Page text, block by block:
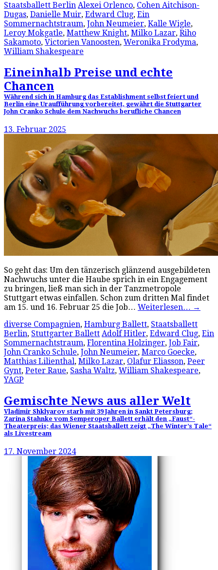
Staatsballett Berlin Alexei Orlenco, Cohen Aitchison-
Dugas, Danielle Muir, Edward Clug, Ein
Sommernachtstraum, John Neumeier, Kalle Wigle,
Leroy Mokgatle, Matthew Knight, Milko Lazar, Riho
Sakamoto, Victorien Vanoosten, Weronika Frodyma,
William Shakespeare
Eineinhalb Preise und echte
Chancen
Während sich in Hamburg das Establishment selbst feiert und
Berlin eine Uraufführung vorbereitet, gewährt die Stuttgarter
John Cranko Schule dem Nachwuchs berufliche Chancen
13. Februar 2025
So geht das: Um den tänzerisch glänzend ausgebildeten
Nachwuchs unter die Haube sprich in ein Engagement
zu bringen, ließ man sich in der Tanzmetropole
Stuttgart etwas einfallen. Schon zum dritten Mal findet
am 15. und 16. Februar 25 die Job… Weiterlesen… →
diverse Compagnien, Hamburg Ballett, Staatsballett
Berlin, Stuttgarter Ballett Adolf Hitler, Edward Clug, Ein
Sommernachtstraum, Florentina Holzinger, Job Fair,
John Cranko Schule, John Neumeier, Marco Goecke,
Matthias Lilienthal, Milko Lazar, Olafur Eliasson, Peer
Gynt, Peter Raue, Sasha Waltz, William Shakespeare,
YAGP
Gemischte News aus aller Welt
Vladimir Shklyarov starb mit 39 Jahren in Sankt Petersburg;
Zarina Stahnke vom Semperoper Ballett erhält den „Faust“-
Theaterpreis; das Wiener Staatsballett zeigt „The Winter’s Tale“
als Livestream
17. November 2024